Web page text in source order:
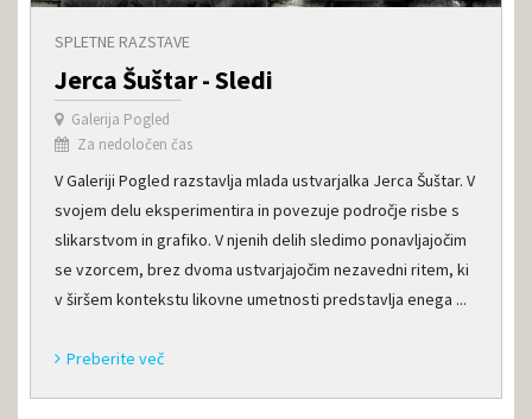
SPLETNE RAZSTAVE
Jerca Šuštar - Sledi
Galerija Pogled
Za nedoločen čas
V Galeriji Pogled razstavlja mlada ustvarjalka Jerca Šuštar. V
svojem delu eksperimentira in povezuje področje risbe s
slikarstvom in grafiko. V njenih delih sledimo ponavljajočim
se vzorcem, brez dvoma ustvarjajočim nezavedni ritem, ki
v širšem kontekstu likovne umetnosti predstavlja enega ...
Preberite več